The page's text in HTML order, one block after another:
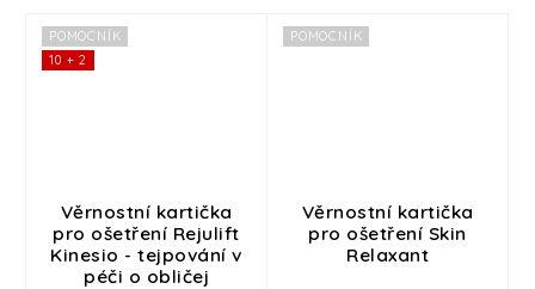
POMOCNÍK
10 + 2
Věrnostní kartička
pro ošetření Rejulift
Kinesio - tejpování v
péči o obličej
POMOCNÍK
Věrnostní kartička
pro ošetření Skin
Relaxant